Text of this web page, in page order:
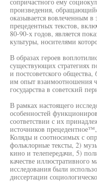
произведения,
оказывается вовлеченным
прецедентных текстов,
80-90-х годов, является
культуры, носителями
В образах героев
существующих стратегиях
и постсоветского
им опыт взаимоотношения
государства в советский
В рамках настоящего
особенностей
соответствии с их
источников
Коляды и соотносимых с
фольклорные тексты, 2)
кино и телепередачи, 5)
качестве иллюстративного
исследования были
диссертации